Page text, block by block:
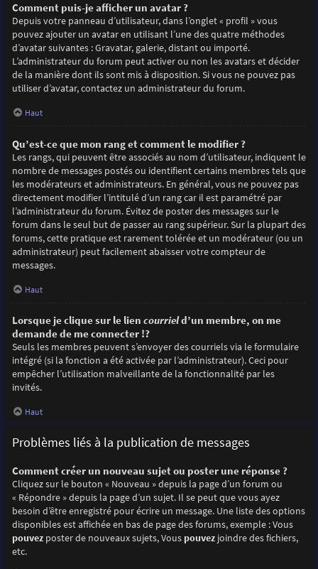
Comment puis-je afficher un avatar ?
Depuis votre panneau d’utilisateur, dans l’onglet « profil » vous
pouvez ajouter un avatar en utilisant l’une des quatre méthodes
d’avatar suivantes : Gravatar, galerie, distant ou importé.
L’administrateur du forum peut activer ou non les avatars et décider
de la manière dont ils sont mis à disposition. Si vous ne pouvez pas
utiliser d’avatar, contactez un administrateur du forum.
Haut
Qu’est-ce que mon rang et comment le modifier ?
Les rangs, qui peuvent être associés au nom d’utilisateur, indiquent le
nombre de messages postés ou identifient certains membres tels que
les modérateurs et administrateurs. En général, vous ne pouvez pas
directement modifier l’intitulé d’un rang car il est paramétré par
l’administrateur du forum. Évitez de poster des messages sur le
forum dans le seul but de passer au rang supérieur. Sur la plupart des
forums, cette pratique est rarement tolérée et un modérateur (ou un
administrateur) peut facilement abaisser votre compteur de
messages.
Haut
Lorsque je clique sur le lien courrield’un membre, on me
demande de me connecter !?
Seuls les membres peuvent s’envoyer des courriels via le formulaire
intégré (si la fonction a été activée par l’administrateur). Ceci pour
empêcher l’utilisation malveillante de la fonctionnalité par les
invités.
Haut
Problèmes liés à la publication de messages
Comment créer un nouveau sujet ou poster une réponse ?
Cliquez sur le bouton « Nouveau » depuis la page d’un forum ou
« Répondre » depuis la page d’un sujet. Il se peut que vous ayez
besoin d’être enregistré pour écrire un message. Une liste des options
disponibles est affichée en bas de page des forums, exemple : Vous
pouvezposter de nouveaux sujets, Vous pouvezjoindre des fichiers,
etc.